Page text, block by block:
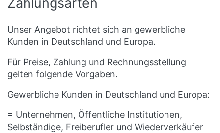
Zahlungsarten
Unser Angebot richtet sich an gewerbliche
Kunden in Deutschland und Europa.
Für Preise, Zahlung und Rechnungsstellung
gelten folgende Vorgaben.
Gewerbliche Kunden in Deutschland und Europa:
= Unternehmen, Öffentliche Institutionen,
Selbständige, Freiberufler und Wiederverkäufer